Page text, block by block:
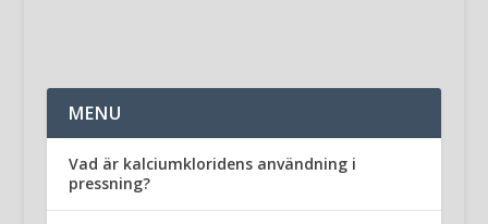
MENU
Vad är kalciumkloridens användning i
pressning?